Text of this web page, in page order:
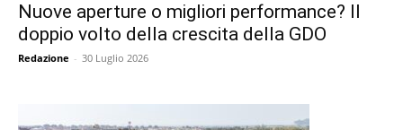
Nuove aperture o migliori performance? Il
doppio volto della crescita della GDO
Redazione - 30 Luglio 2026